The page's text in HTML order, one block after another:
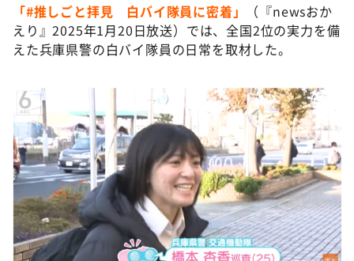
「#推しごと拝見 白バイ隊員に密着」
（『newsおか
えり』2025年1月20日放送）では、全国2位の実力を備
えた兵庫県警の白バイ隊員の日常を取材した。